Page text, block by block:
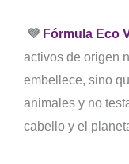
💜 Fórmula Eco
activos de origen
embellece, sino
animales y no
cabello y el